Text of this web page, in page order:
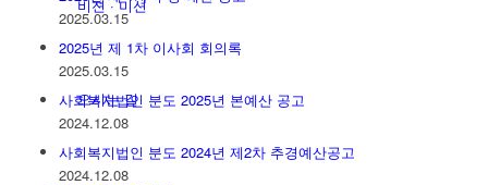
비젼 · 미션
오시는 길
2025.03.15
2025년 제 1차 이사회 회의록
2025.03.15
사회복지법인 분도 2025년 본예산 공고
2024.12.08
사회복지법인 분도 2024년 제2차 추경예산공고
2024.12.08